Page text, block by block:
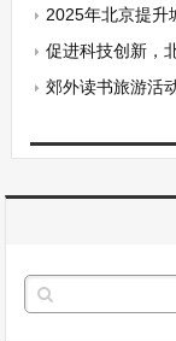
2025年北京提升
促进科技创新，
郊外读书旅游活